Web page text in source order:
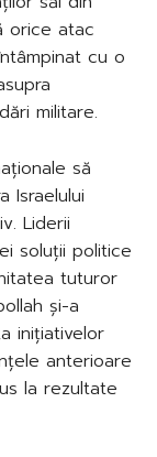
orice atac
cu o
militare.
să
Israelului
Liderii
soluții politice
tuturor
și-a
inițiativelor
anterioare
la rezultate